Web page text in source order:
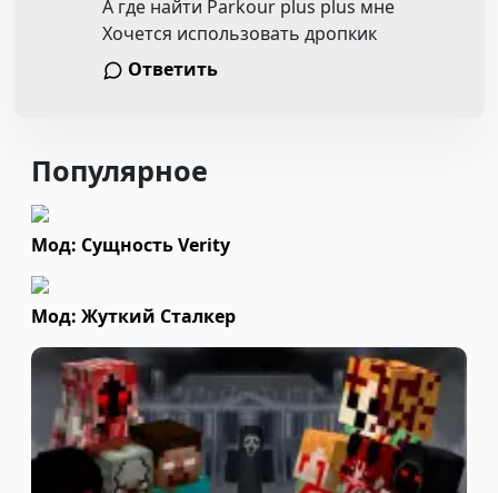
А где найти Parkour plus plus мне
Хочется использовать дропкик
Ответить
Популярное
Мод: Сущность Verity
Мод: Жуткий Сталкер